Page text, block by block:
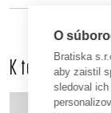
K tomuto
O
Bratiska
aby zaistil
sledoval